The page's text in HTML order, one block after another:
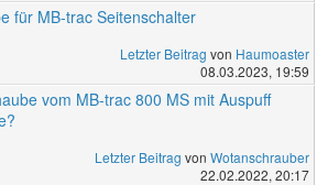
für MB-trac Seitenschalter
Letzter Beitrag von Haumoaster
08.03.2023, 19:59
vom MB-trac 800 MS mit Auspuff
Letzter Beitrag von Wotanschrauber
22.02.2022, 20:17